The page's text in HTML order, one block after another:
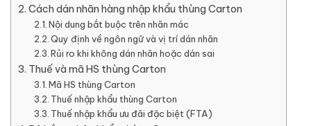
Cách dán nhãn hàng nhập khẩu thùng Carton
Nội dung bắt buộc trên nhãn mác
Quy định về ngôn ngữ và vị trí dán nhãn
Rủi ro khi không dán nhãn hoặc dán sai
Thuế và mã HS thùng Carton
Mã HS thùng Carton
Thuế nhập khẩu thùng Carton
Thuế nhập khẩu ưu đãi đặc biệt (FTA)